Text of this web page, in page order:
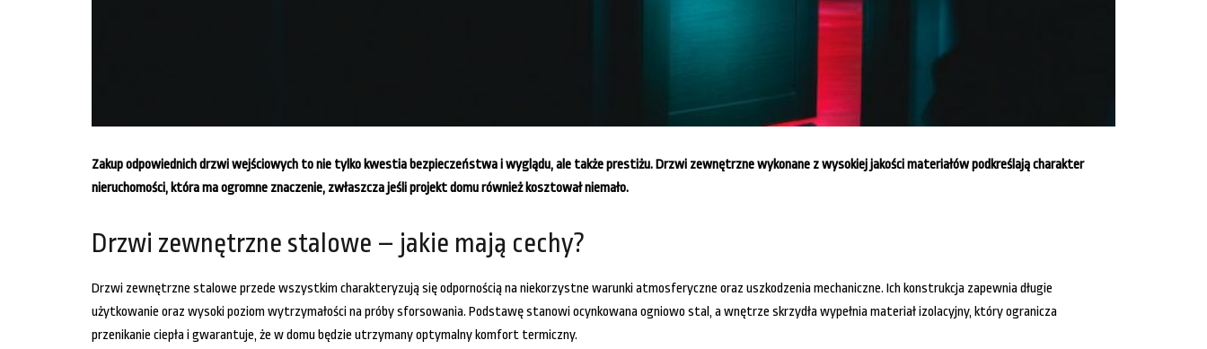
Zakup odpowiednich drzwi wejściowych to nie tylko kwestia bezpieczeństwa i wyglądu, ale także prestiżu. Drzwi zewnętrzne wykonane z wysokiej jakości materiałów podkreślają charakter
nieruchomości, która ma ogromne znaczenie, zwłaszcza jeśli projekt domu również kosztował niemało.
Drzwi zewnętrzne stalowe – jakie mają cechy?
Drzwi zewnętrzne stalowe przede wszystkim charakteryzują się odpornością na niekorzystne warunki atmosferyczne oraz uszkodzenia mechaniczne. Ich konstrukcja zapewnia długie
użytkowanie oraz wysoki poziom wytrzymałości na próby sforsowania. Podstawę stanowi ocynkowana ogniowo stal, a wnętrze skrzydła wypełnia materiał izolacyjny, który ogranicza
przenikanie ciepła i gwarantuje, że w domu będzie utrzymany optymalny komfort termiczny.